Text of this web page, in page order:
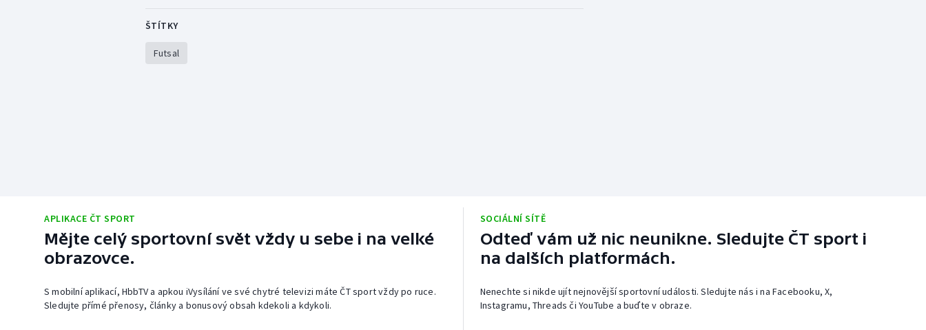
ŠTÍTKY
Futsal
APLIKACE ČT SPORT
Mějte celý sportovní svět vždy u sebe i na velké
obrazovce.
S mobilní aplikací, HbbTV a apkou iVysílání ve své chytré televizi máte ČT sport vždy po ruce.
Sledujte přímé přenosy, články a bonusový obsah kdekoli a kdykoli.
SOCIÁLNÍ SÍTĚ
Odteď vám už nic neunikne. Sledujte ČT sport i
na dalších platformách.
Nenechte si nikde ujít nejnovější sportovní události. Sledujte nás i na Facebooku, X,
Instagramu, Threads či YouTube a buďte v obraze.